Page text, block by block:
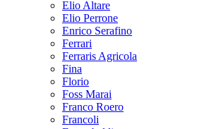
Elio Altare
Elio Perrone
Enrico Serafino
Ferrari
Ferraris Agricola
Fina
Florio
Foss Marai
Franco Roero
Francoli